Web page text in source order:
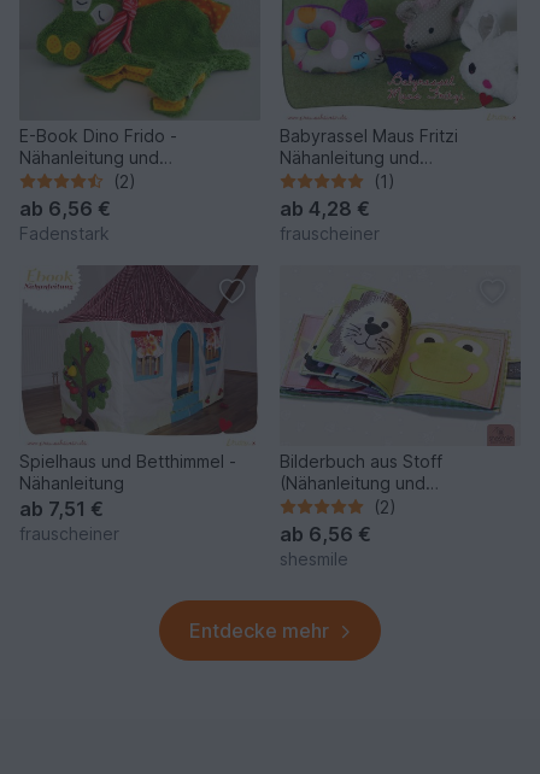
E-Book Dino Frido -
Nähanleitung und
Schnittmuster in zwei Größen
(2)
ab 6,56 €
Fadenstark
Babyrassel Maus Fritzi
Nähanleitung und
Schnittmuster(1)
ab 4,28 €
frauscheiner
Spielhaus und Betthimmel -
Nähanleitung
ab 7,51 €
frauscheiner
Bilderbuch aus Stoff
(Nähanleitung und
Schnittmuster)
(2)
ab 6,56 €
shesmile
Entdecke mehr